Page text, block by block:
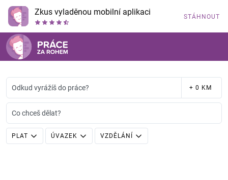
Zkus vyladěnou mobilní aplikaci STÁHNOUT
Odkud vyrážíš do práce? + 0 KM
Co chceš dělat?
PLAT ÚVAZEK VZDĚLÁNÍ